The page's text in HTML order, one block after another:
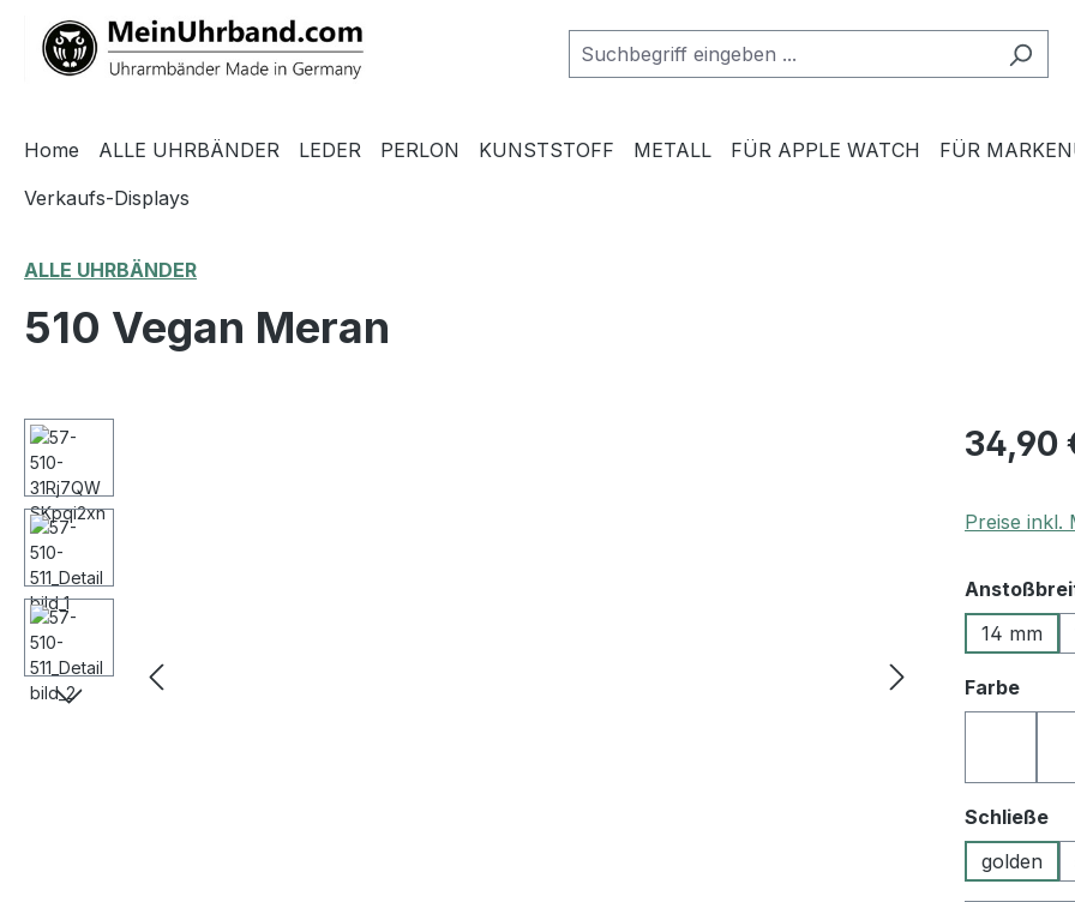
Zur Hauptnavigation springen
Home ALLE UHRBÄNDER LEDER PERLON KUNSTSTOFF METALL FÜR APPLE WATCH FÜR
Verkaufs-Displays
ALLE UHRBÄNDER
510 Vegan Meran
Bildergalerie überspringen 34,90
Preise inkl.
14 mm
Farbe
Schließe
golden